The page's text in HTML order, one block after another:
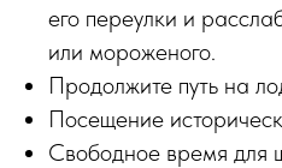
его переулки и
или мороженого.
Продолжите путь на
Посещение
Свободное время для